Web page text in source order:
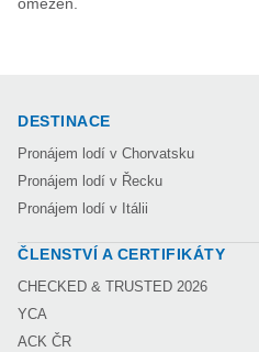
DESTINACE
Pronájem lodí v Chorvatsku
Pronájem lodí v Řecku
Pronájem lodí v Itálii
ČLENSTVÍ A CERTIFIKÁTY
CHECKED & TRUSTED 2026
YCA
ACK ČR